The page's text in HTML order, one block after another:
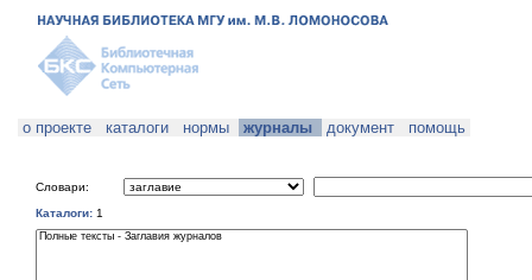
о проекте каталоги нормы журналы документ помощь
Словари:
Каталоги: 1